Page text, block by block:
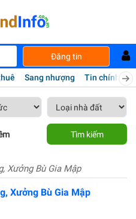
Đăng tin
Sang nhượng Tin chính chủ
Tìm kiếm
Xưởng Bù Gia Mập
Xưởng Bù Gia Mập